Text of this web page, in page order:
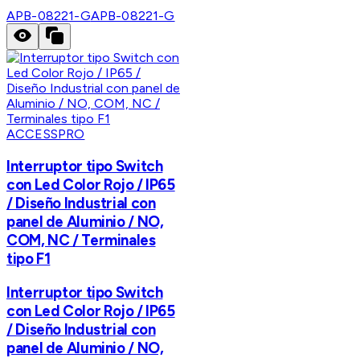
APB-08221-GAPB-08221-G
ACCESSPRO
Interruptor tipo Switch
con Led Color Rojo / IP65
/ Diseño Industrial con
panel de Aluminio / NO,
COM, NC / Terminales
tipo F1
Interruptor tipo Switch
con Led Color Rojo / IP65
/ Diseño Industrial con
panel de Aluminio / NO,